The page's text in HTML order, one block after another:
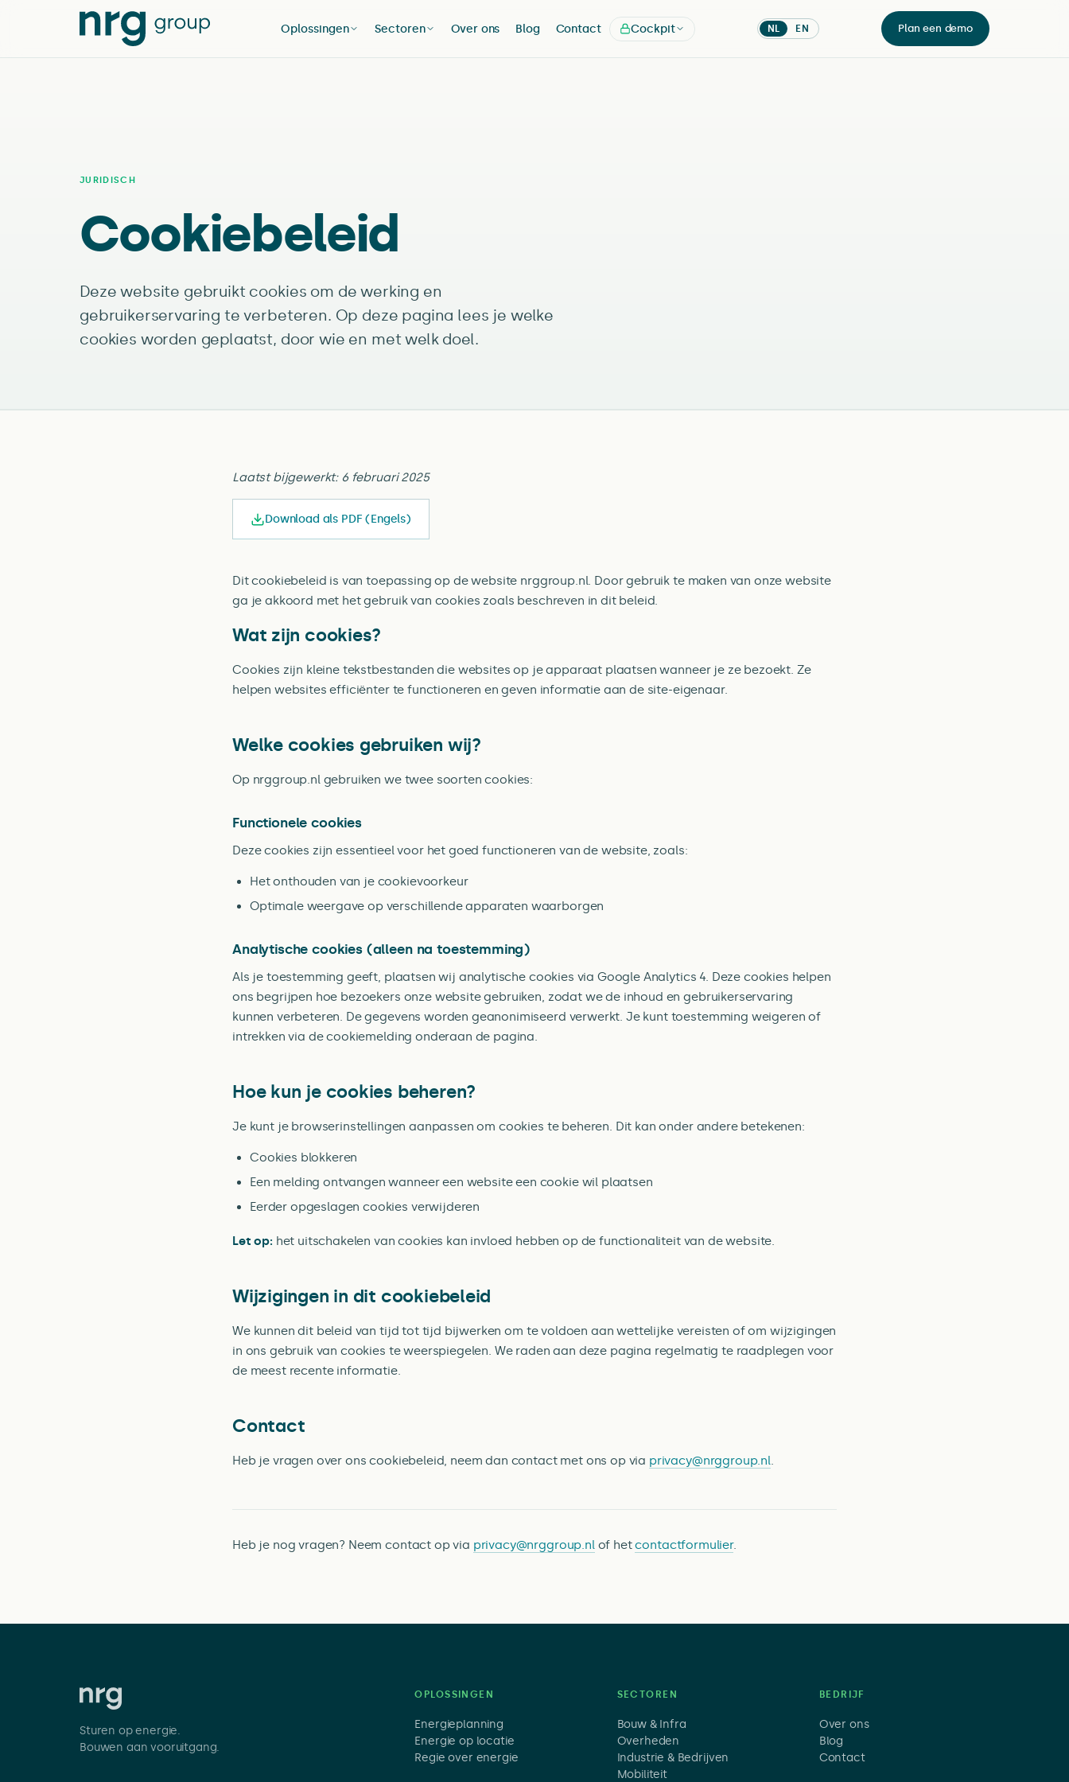
Oplossingen Sectoren Over ons Blog Contact Cockpit NL EN Plan een demo
JURIDISCH
Cookiebeleid
Deze website gebruikt cookies om de werking en
gebruikerservaring te verbeteren. Op deze pagina lees je welke
cookies worden geplaatst, door wie en met welk doel.
Laatst bijgewerkt: 6 februari 2025
Download als PDF (Engels)
Dit cookiebeleid is van toepassing op de website nrggroup.nl. Door gebruik te maken van onze website
ga je akkoord met het gebruik van cookies zoals beschreven in dit beleid.
Wat zijn cookies?
Cookies zijn kleine tekstbestanden die websites op je apparaat plaatsen wanneer je ze bezoekt. Ze
helpen websites efficiënter te functioneren en geven informatie aan de site-eigenaar.
Welke cookies gebruiken wij?
Op nrggroup.nl gebruiken we twee soorten cookies:
Functionele cookies
Deze cookies zijn essentieel voor het goed functioneren van de website, zoals:
Het onthouden van je cookievoorkeur
Optimale weergave op verschillende apparaten waarborgen
Analytische cookies (alleen na toestemming)
Als je toestemming geeft, plaatsen wij analytische cookies via Google Analytics 4. Deze cookies helpen
ons begrijpen hoe bezoekers onze website gebruiken, zodat we de inhoud en gebruikerservaring
kunnen verbeteren. De gegevens worden geanonimiseerd verwerkt. Je kunt toestemming weigeren of
intrekken via de cookiemelding onderaan de pagina.
Hoe kun je cookies beheren?
Je kunt je browserinstellingen aanpassen om cookies te beheren. Dit kan onder andere betekenen:
Cookies blokkeren
Een melding ontvangen wanneer een website een cookie wil plaatsen
Eerder opgeslagen cookies verwijderen
Let op: het uitschakelen van cookies kan invloed hebben op de functionaliteit van de website.
Wijzigingen in dit cookiebeleid
We kunnen dit beleid van tijd tot tijd bijwerken om te voldoen aan wettelijke vereisten of om wijzigingen
in ons gebruik van cookies te weerspiegelen. We raden aan deze pagina regelmatig te raadplegen voor
de meest recente informatie.
Contact
Heb je vragen over ons cookiebeleid, neem dan contact met ons op via privacy@nrggroup.nl.
Heb je nog vragen? Neem contact op via privacy@nrggroup.nlof hetcontactformulier.
Sturen op energie.
Bouwen aan vooruitgang.
OPLOSSINGEN
Energieplanning
Energie op locatie
Regie over energie
SECTOREN
Bouw & Infra
Overheden
Industrie & Bedrijven
Mobiliteit
BEDRIJF
Over ons
Blog
Contact